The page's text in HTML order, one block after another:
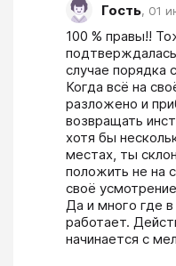
Гость, 01
100 % правы!!
случае порядка
Когда всё на
разложено и
возвращать
хотя бы
местах, ты
положить не на
своё
Да и много где
работает.
начинается с